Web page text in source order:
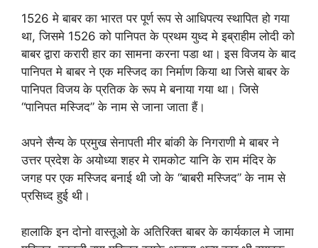
1526 मे बाबर का भारत पर पूर्ण रूप से आधिपत्य स्थापित हो गया
था, जिसमे 1526 को पानिपत के प्रथम युध्द मे इब्राहीम लोदी को
बाबर द्वारा करारी हार का सामना करना पडा था। इस विजय के बाद
पानिपत मे बाबर ने एक मस्जिद का निर्माण किया था जिसे बाबर के
पानिपत विजय के प्रतिक के रूप मे बनाया गया था। जिसे
“पानिपत मस्जिद” के नाम से जाना जाता हैं।
अपने सैन्य के प्रमुख सेनापती मीर बांकी के निगराणी मे बाबर ने
उत्तर प्रदेश के अयोध्या शहर मे रामकोट यानि के राम मंदिर के
जगह पर एक मस्जिद बनाई थी जो के “बाबरी मस्जिद” के नाम से
प्रसिध्द हुई थी।
हालाकि इन दोनो वास्तूओ के अतिरिक्त बाबर के कार्यकाल मे जामा